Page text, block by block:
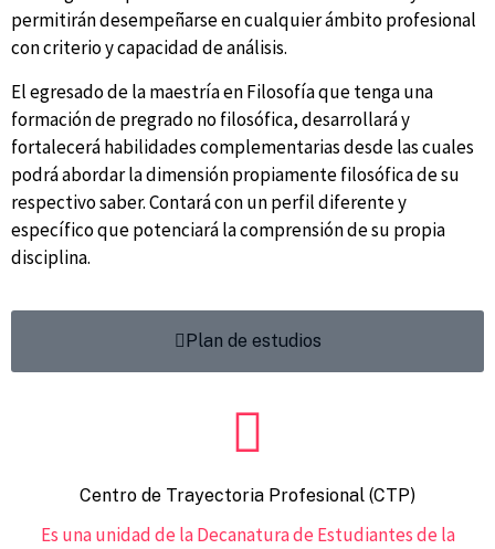
permitirán desempeñarse en cualquier ámbito profesional
con criterio y capacidad de análisis.
El egresado de la maestría en Filosofía que tenga una
formación de pregrado no filosófica, desarrollará y
fortalecerá habilidades complementarias desde las cuales
podrá abordar la dimensión propiamente filosófica de su
respectivo saber. Contará con un perfil diferente y
específico que potenciará la comprensión de su propia
disciplina.
Plan de estudios
Centro de Trayectoria Profesional (CTP)
Es una unidad de la Decanatura de Estudiantes de la